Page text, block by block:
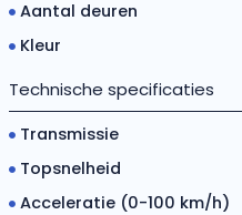
Aantal deuren
Kleur
Technische specificaties
Transmissie
Topsnelheid
Acceleratie (0-100 km/h)